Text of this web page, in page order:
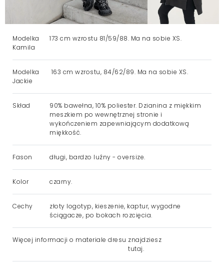
Modelka
Kamila
173 cm wzrostu 81/59/88. Ma na sobie XS.
Modelka
Jackie
163 cm wzrostu, 84/62/89. Ma na sobie XS.
Skład
90% bawełna, 10% poliester. Dzianina z miękkim
meszkiem po wewnętrznej stronie i
wykończeniem zapewniającym dodatkową
miękkość.
Fason długi, bardzo luźny - oversize.
Kolor czarny.
Cechy
złoty logotyp, kieszenie, kaptur, wygodne
ściągacze, po bokach rozcięcia.
Więcej informacji o materiale dresu znajdziesz
tutaj.